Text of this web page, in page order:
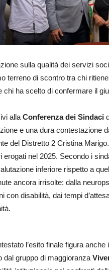
sulla qualità dei servizi
terreno di scontro tra chi
chi ha scelto di confermare il
alla Conferenza dei Sindaci
e una dura contestazione
del Distretto 2 Cristina
nel 2025. Secondo i
inferiore rispetto a
ancora irrisolte: dalla
con disabilità, dai tempi
l’esito finale figura anche
dal gruppo di maggioranza